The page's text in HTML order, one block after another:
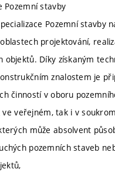
Pozemní stavby
Pozemní stavby
projektování,
objektů. Díky získaným
znalostem je
činností v oboru
veřejném, tak i v
může absolvent
pozemních staveb